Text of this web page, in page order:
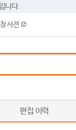
니다.
사전
편집 이력